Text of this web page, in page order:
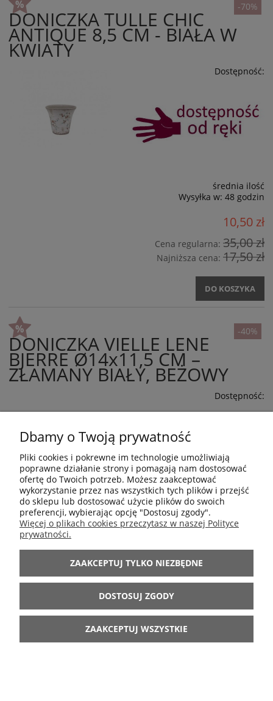
DONICZKA TULLE CHIC
ANTIQUE 8,5 CM - BIAŁA W
KWIATY
Dostępność:
średnia ilość
Wysyłka w: 48 godzin
10,50 zł
Cena regularna: 35,00 zł
Najniższa cena: 17,50 zł
DO KOSZYKA
-70%
DONICZKA VIELLE LENE
BJERRE Ø14x11,5 CM –
ZŁAMANY BIAŁY, BEŻOWY
Dostępność:
Wysyłka w: 48 godzin
44,40 zł
Cena regularna:
Najniższa cena:51,80 zł
DO KOSZYKA
-40%
Dbamy o Twoją prywatność
Pliki cookies i pokrewne im technologie umożliwiają
poprawne działanie strony i pomagają nam dostosować
ofertę do Twoich potrzeb. Możesz zaakceptować
wykorzystanie przez nas wszystkich tych plików i przejść
do sklepu lub dostosować użycie plików do swoich
preferencji, wybierając opcję "Dostosuj zgody".
Więcej o plikach cookies przeczytasz w naszej Polityce
prywatności.
ZAAKCEPTUJ TYLKO NIEZBĘDNE
DOSTOSUJ ZGODY
ZAAKCEPTUJ WSZYSTKIE